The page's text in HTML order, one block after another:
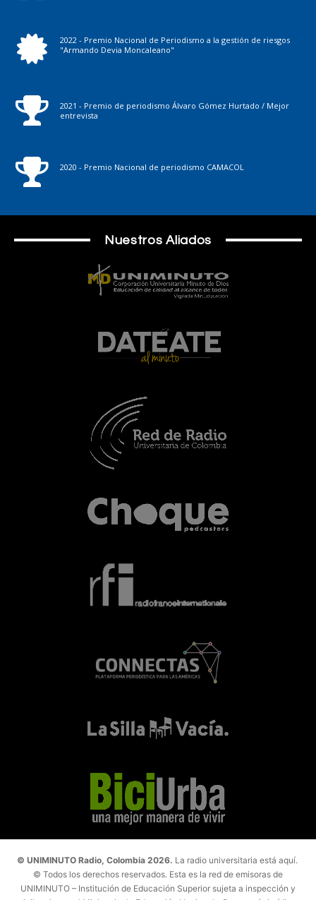
2022 - Premio Nacional de Periodismo a la gestión de riesgos
"Armando Devia Moncaleano"
2021 - Premio de periodismo Álvaro Gómez Hurtado / Mejor
entrevista
2020 - Premio Nacional de periodismo CAMACOL
Nuestros Aliados
© UNIMINUTO Radio, Colombia 2026. La radio universitaria está aquí.
© Todos los derechos reservados. Esta es la red de emisoras de
UNIMINUTO – Institución de Educación Superior sujeta a inspección y